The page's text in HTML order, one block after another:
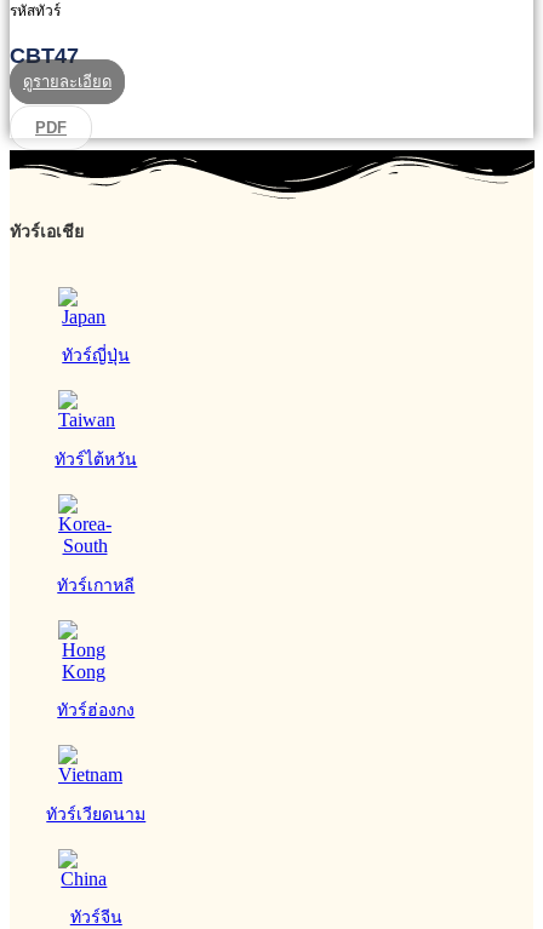
รหัสทัวร์
CBT47
ดูรายละเอียด
PDF
ทัวร์เอเชีย
ทัวร์ญี่ปุ่น
ทัวร์ไต้หวัน
ทัวร์เกาหลี
ทัวร์ฮ่องกง
ทัวร์เวียดนาม
ทัวร์จีน